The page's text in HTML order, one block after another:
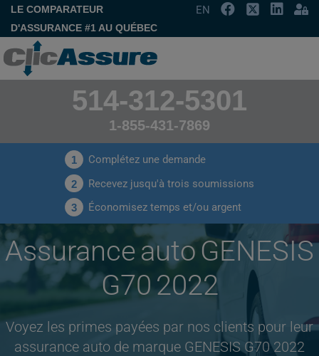
LE COMPARATEUR
D'ASSURANCE #1 AU QUÉBEC
EN
514-312-5301
1-855-431-7869
1 Complétez une demande
2 Recevez jusqu'à trois soumissions
3 Économisez temps et/ou argent
Assurance auto GENESIS
G70 2022
Voyez les primes payées par nos clients pour leur
assurance auto de marque GENESIS G70 2022